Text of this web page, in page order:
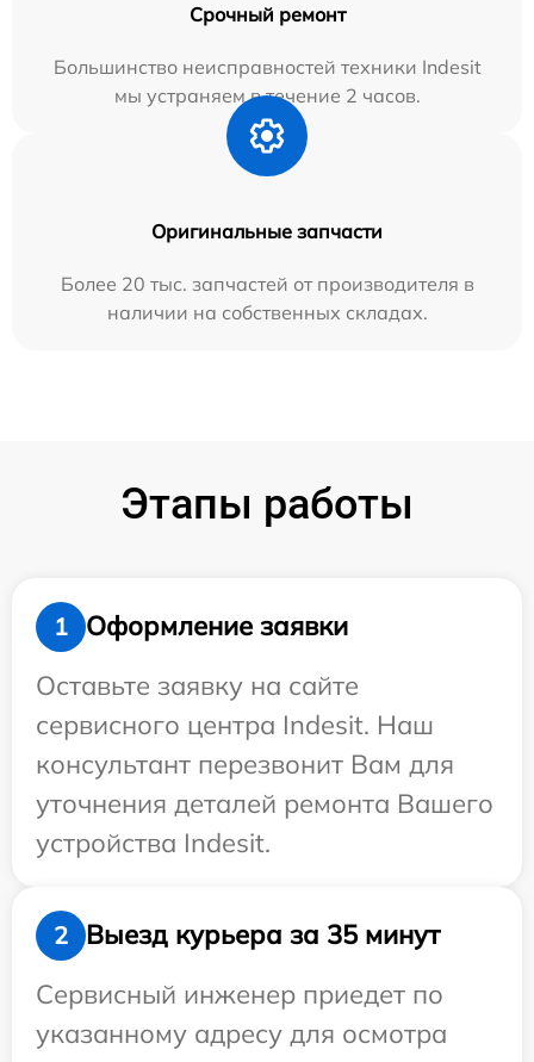
Срочный ремонт
Большинство неисправностей техники Indesit
мы устраняем в течение 2 часов.
Оригинальные запчасти
Более 20 тыс. запчастей от производителя в
наличии на собственных складах.
Этапы работы
1
Оформление заявки
Оставьте заявку на сайте
сервисного центра Indesit. Наш
консультант перезвонит Вам для
уточнения деталей ремонта Вашего
устройства Indesit.
2
Выезд курьера за 35 минут
Сервисный инженер приедет по
указанному адресу для осмотра